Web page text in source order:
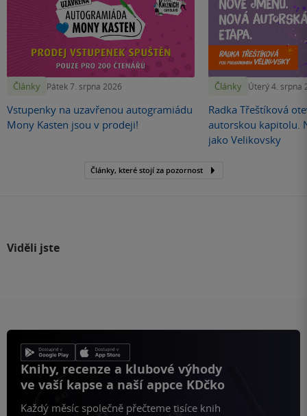
Články Pátek 7. srpna 2026
Vstupenky na uzavřenou autogramiádu
Mony Kasten jsou v prodeji!
Články Úterý 4. srpna
Radka Třeštíková
autorskou kapitolu.
jako Velikovsky
Články, které stojí za pozornost
Viděli jste
Knihy, recenze a klubové výhody
ve vaší kapse a naší appce KDčko
Každý měsíc společně přečteme tisíce knih